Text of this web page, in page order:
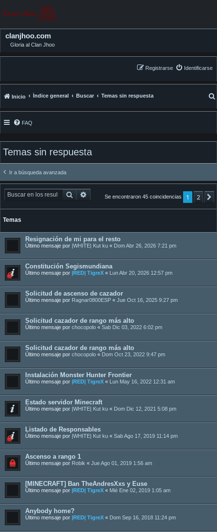
clanjhoo.com
Gloria al Clan Jhoo
Identificarse
Registrarse
Inicio Índice general Buscar Temas sin respuesta
FAQ
Temas sin respuesta
Ir a búsqueda avanzada
Buscar Búsqueda avanzada
Se encontraron 45 coincidencias 1 2
Temas
Resignación de mi para el resto
Último mensaje por |WHITE| Kut ku « Dom Abr 26, 2026 7:21 pm
Constitución Segismundiana
Último mensaje por |RED| TigreX « Lun Abr 20, 2026 12:57 pm
Solicitud de ascenso de cazador
Último mensaje por Ragnar0800ESP « Jue Oct 16, 2025 9:27 pm
Solicitud cazador de rango más alto
Último mensaje por chocopolo « Sab Dic 03, 2022 6:02 pm
Solicitud cazador de rango más alto
Último mensaje por chocopolo « Dom Oct 23, 2022 9:47 pm
Instalación Monster Hunter Frontier
Último mensaje por |RED| TigreX « Lun May 16, 2022 12:31 am
Estado servidor Minecraft
Último mensaje por |WHITE| Kut ku « Dom Dic 12, 2021 5:08 pm
Listado de Responsables
Último mensaje por |WHITE| Kut ku « Sab Ago 17, 2019 11:14 pm
Ascenso a rango 1
Último mensaje por Robik « Jue Ago 01, 2019 1:56 am
[MINECRAFT] Ban TheAndresXxs y Euse
Último mensaje por |RED| TigreX « Mié Ene 02, 2019 1:05 am
Anybody home?
Último mensaje por |RED| TigreX « Dom Sep 16, 2018 11:24 pm